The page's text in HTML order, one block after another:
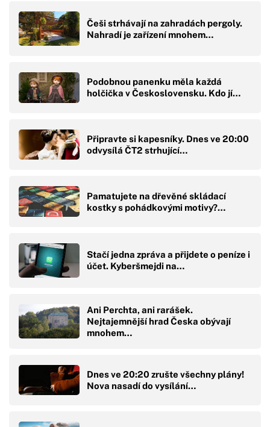
Češi strhávají na zahradách pergoly.
Nahradí je zařízení mnohem…
Podobnou panenku měla každá
holčička v Československu. Kdo jí…
Připravte si kapesníky. Dnes ve 20:00
odvysílá ČT2 strhující…
Pamatujete na dřevěné skládací
kostky s pohádkovými motivy?…
Stačí jedna zpráva a přijdete o peníze i
účet. Kyberšmejdi na…
Ani Perchta, ani rarášek.
Nejtajemnější hrad Česka obývají
mnohem…
Dnes ve 20:20 zrušte všechny plány!
Nova nasadí do vysílání…